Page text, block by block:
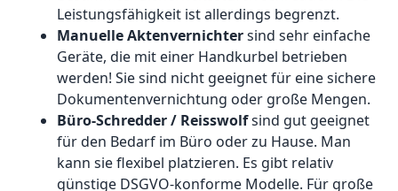
Leistungsfähigkeit ist allerdings begrenzt.
Manuelle Aktenvernichtersind sehr einfache
Geräte, die mit einer Handkurbel betrieben
werden! Sie sind nicht geeignet für eine sichere
Dokumentenvernichtung oder große Mengen.
Büro-Schredder / Reisswolfsind gut geeignet
für den Bedarf im Büro oder zu Hause. Man
kann sie flexibel platzieren. Es gibt relativ
günstige DSGVO-konforme Modelle. Für große